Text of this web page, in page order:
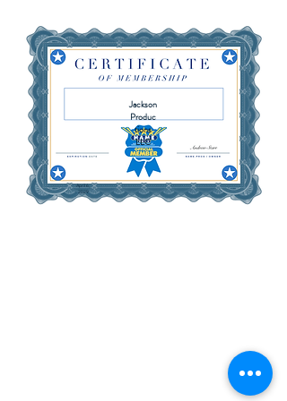
Jackson
Produc
tions
LLC
April 6,
2029